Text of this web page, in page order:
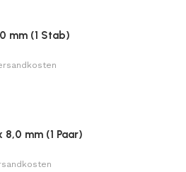
mm (1 Stab)
8,0 mm (1 Paar)